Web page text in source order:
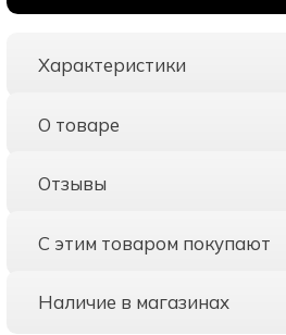
Характеристики
О товаре
Отзывы
С этим товаром покупают
Наличие в магазинах